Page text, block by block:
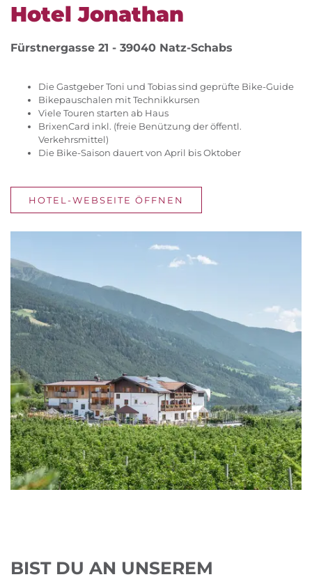
Hotel Jonathan
Fürstnergasse 21 - 39040 Natz-Schabs
Die Gastgeber Toni und Tobias sind geprüfte Bike-Guide
Bikepauschalen mit Technikkursen
Viele Touren starten ab Haus
BrixenCard inkl. (freie Benützung der öffentl.
Verkehrsmittel)
Die Bike-Saison dauert von April bis Oktober
HOTEL-WEBSEITE ÖFFNEN
BIST DU AN UNSEREM